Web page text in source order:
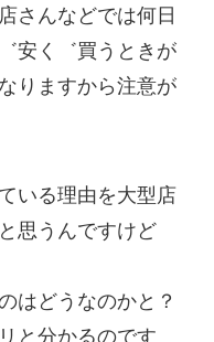
さんなどでは何日
安く゛買うときが
りますから注意が
いる理由を大型店
思うんですけど
はどうなのかと？
と分かるのです